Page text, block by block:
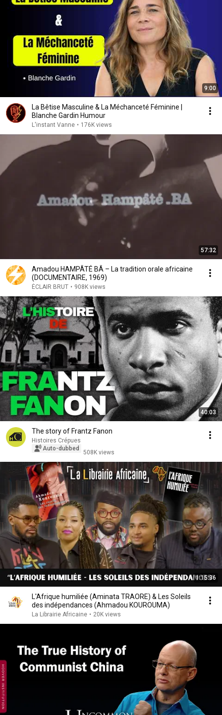
9:00
La Bêtise Masculine & La Méchanceté Féminine |
Blanche Gardin Humour
L'instant Vanne • 176K views
57:32
Amadou HAMPÂTÉ BÂ – La tradition orale africaine
(DOCUMENTAIRE, 1969)
ÉCLAIR BRUT • 908K views
40:03
The story of Frantz Fanon
Histoires Crépues
Auto-dubbed
508K views
1:15:36
L'Afrique humiliée (Aminata TRAORE) & Les Soleils
des indépendances (Ahmadou KOUROUMA)
La Librairie Africaine • 20K views